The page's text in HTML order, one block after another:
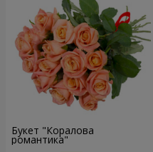
Букет "Коралова
романтика"